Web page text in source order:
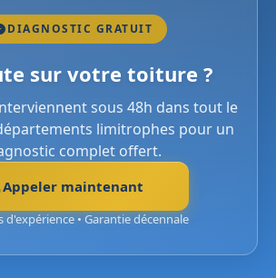
DIAGNOSTIC GRATUIT
sur votre toiture ?
sous 48h dans tout le
limitrophes pour un
complet offert.
Appeler maintenant
d'expérience • Garantie décennale